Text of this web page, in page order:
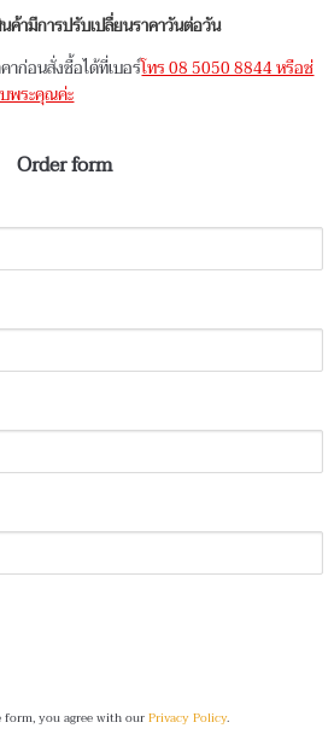
นค้ามีการปรับเปลื่ยนราคาวันต่อวัน
าก่อนสั่งซื้อได้ที่เบอร์โทร 08 5050 8844 หรือช่
พระคุณค่ะ
Order form
you agree with ourPrivacy Policy.